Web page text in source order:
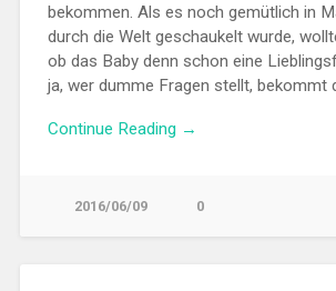
bekommen. Als es noch gemütlich in
durch die Welt geschaukelt wurde,
ob das Baby denn schon eine
ja, wer dumme Fragen stellt, bekommt
Continue Reading →
2016/06/09 0